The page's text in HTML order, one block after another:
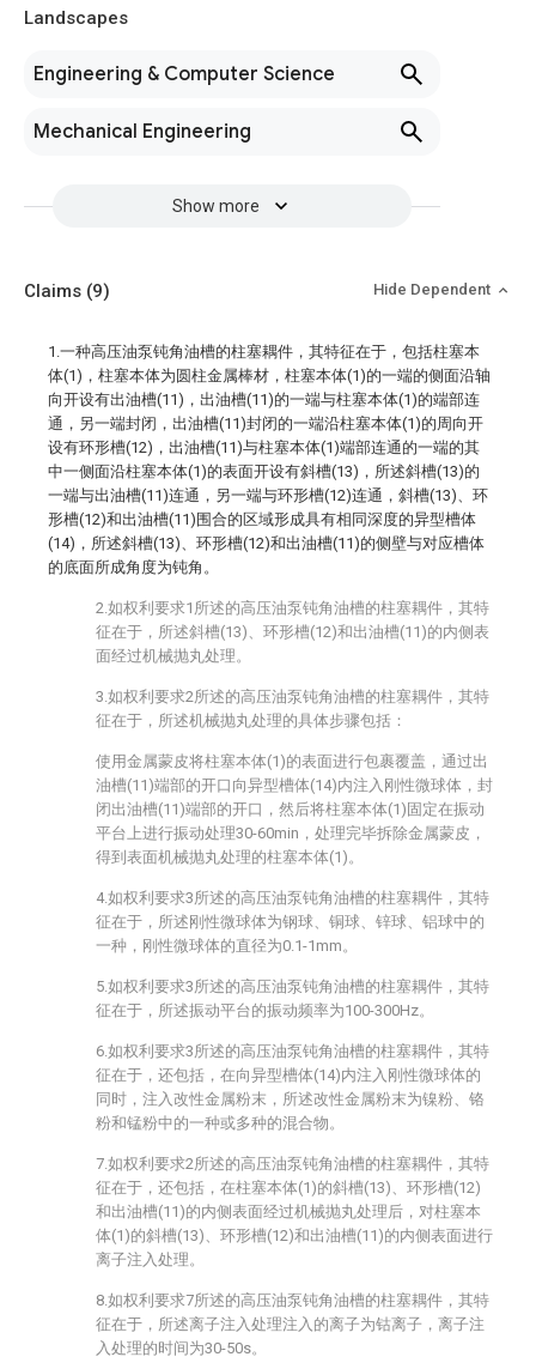
Landscapes
Engineering & Computer Science
Mechanical Engineering
Show more
Claims (9) Hide Dependent
1.一种高压油泵钝角油槽的柱塞耦件，其特征在于，包括柱塞本
体(1)，柱塞本体为圆柱金属棒材，柱塞本体(1)的一端的侧面沿轴
向开设有出油槽(11)，出油槽(11)的一端与柱塞本体(1)的端部连
通，另一端封闭，出油槽(11)封闭的一端沿柱塞本体(1)的周向开
设有环形槽(12)，出油槽(11)与柱塞本体(1)端部连通的一端的其
中一侧面沿柱塞本体(1)的表面开设有斜槽(13)，所述斜槽(13)的
一端与出油槽(11)连通，另一端与环形槽(12)连通，斜槽(13)、环
形槽(12)和出油槽(11)围合的区域形成具有相同深度的异型槽体
(14)，所述斜槽(13)、环形槽(12)和出油槽(11)的侧壁与对应槽体
的底面所成角度为钝角。
2.如权利要求1所述的高压油泵钝角油槽的柱塞耦件，其特
征在于，所述斜槽(13)、环形槽(12)和出油槽(11)的内侧表
面经过机械抛丸处理。
3.如权利要求2所述的高压油泵钝角油槽的柱塞耦件，其特
征在于，所述机械抛丸处理的具体步骤包括：
使用金属蒙皮将柱塞本体(1)的表面进行包裹覆盖，通过出
油槽(11)端部的开口向异型槽体(14)内注入刚性微球体，封
闭出油槽(11)端部的开口，然后将柱塞本体(1)固定在振动
平台上进行振动处理30-60min，处理完毕拆除金属蒙皮，
得到表面机械抛丸处理的柱塞本体(1)。
4.如权利要求3所述的高压油泵钝角油槽的柱塞耦件，其特
征在于，所述刚性微球体为钢球、铜球、锌球、铝球中的
一种，刚性微球体的直径为0.1-1mm。
5.如权利要求3所述的高压油泵钝角油槽的柱塞耦件，其特
征在于，所述振动平台的振动频率为100-300Hz。
6.如权利要求3所述的高压油泵钝角油槽的柱塞耦件，其特
征在于，还包括，在向异型槽体(14)内注入刚性微球体的
同时，注入改性金属粉末，所述改性金属粉末为镍粉、铬
粉和锰粉中的一种或多种的混合物。
7.如权利要求2所述的高压油泵钝角油槽的柱塞耦件，其特
征在于，还包括，在柱塞本体(1)的斜槽(13)、环形槽(12)
和出油槽(11)的内侧表面经过机械抛丸处理后，对柱塞本
体(1)的斜槽(13)、环形槽(12)和出油槽(11)的内侧表面进行
离子注入处理。
8.如权利要求7所述的高压油泵钝角油槽的柱塞耦件，其特
征在于，所述离子注入处理注入的离子为钴离子，离子注
入处理的时间为30-50s。